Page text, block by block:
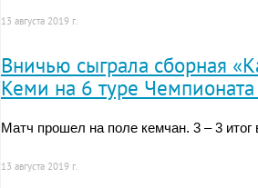
13 августа 2019 г.
Вничью сыграла сборная
Кеми на 6 туре
Матч прошел на поле кемчан. 3 – 3 итог
13 августа 2019 г.